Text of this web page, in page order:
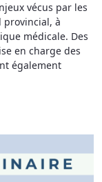
vécus par les
provincial, à
médicale. Des
en charge des
également